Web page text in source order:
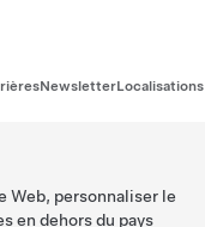
NewsletterLocalisations
Web, personnaliser le
en dehors du pays